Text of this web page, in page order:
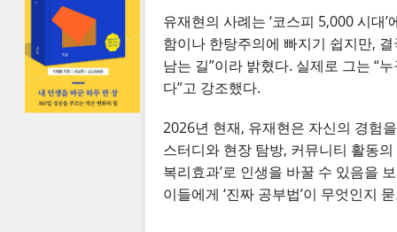
유재현의 사례는 ‘코스피 5,000 시대
함이나 한탕주의에 빠지기 쉽지만,
남는 길”이라 밝혔다. 실제로 그는 “
다”고 강조했다.
2026년 현재, 유재현은 자신의 경험
스터디와 현장 탐방, 커뮤니티 활동
복리효과’로 인생을 바꿀 수 있음을
이들에게 ‘진짜 공부법’이 무엇인지